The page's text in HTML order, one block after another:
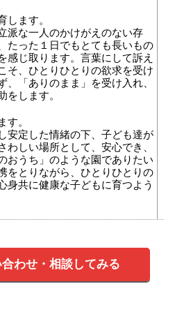
します。
派な一人のかけがえのない存
たった１日でもとても長いもの
感じ取ります。言葉にして訴え
そ、ひとりひとりの欲求を受け
、「ありのまま」を受け入れ、
をします。
す。
安定した情緒の下、子ども達が
しい場所として、安心でき、
おうち」のような園でありたい
をとりながら、ひとりひとりの
身共に健康な子どもに育つよう
わせ・相談してみる